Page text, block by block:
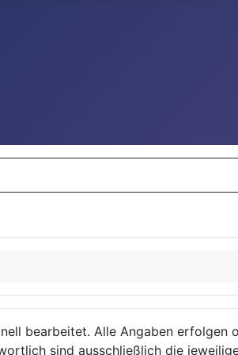
bearbeitet. Alle Angaben erfolgen
sind ausschließlich die